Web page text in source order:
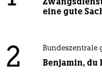
eine gute
2 Bundeszentrale
Benjamin,